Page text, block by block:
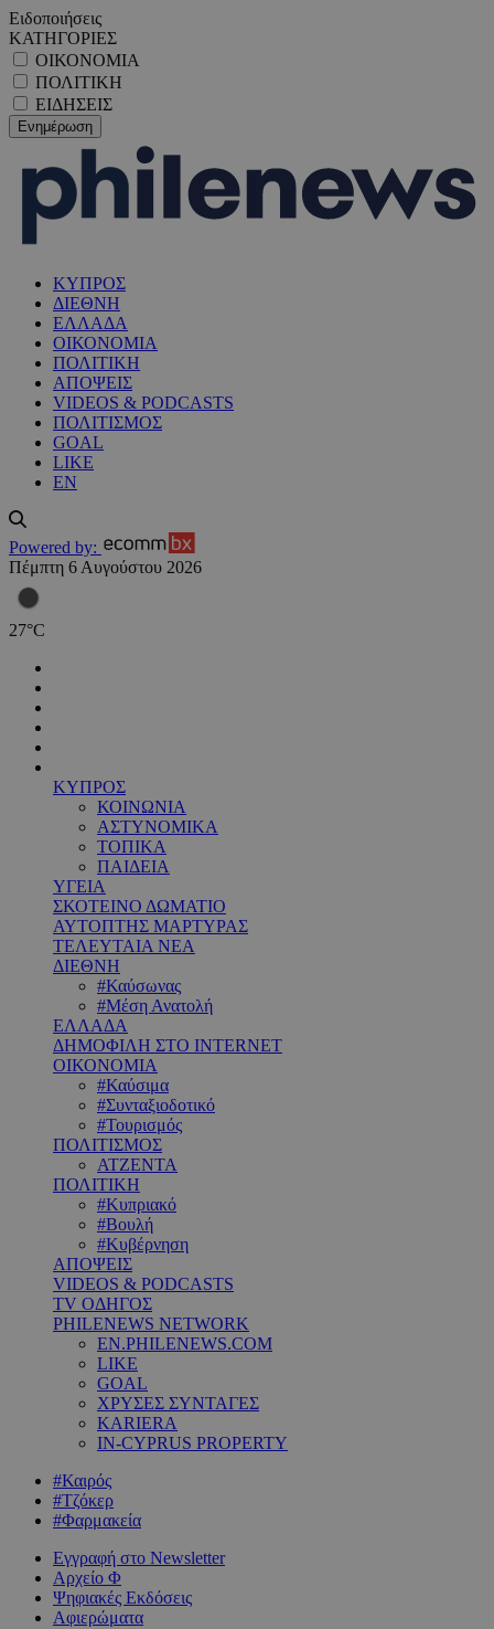
Ειδοποιήσεις
ΚΑΤΗΓΟΡΙΕΣ
ΟΙΚΟΝΟΜΙΑ
ΠΟΛΙΤΙΚΗ
ΕΙΔΗΣΕΙΣ
ΚΥΠΡΟΣ
ΔΙΕΘΝΗ
ΕΛΛΑΔΑ
ΟΙΚΟΝΟΜΙΑ
ΠΟΛΙΤΙΚΗ
ΑΠΟΨΕΙΣ
VIDEOS & PODCASTS
ΠΟΛΙΤΙΣΜΟΣ
GOAL
LIKE
EN
Powered by:
Πέμπτη 6 Αυγούστου 2026
27°C
ΚΥΠΡΟΣ
ΚΟΙΝΩΝΙΑ
ΑΣΤΥΝΟΜΙΚΑ
ΤΟΠΙΚΑ
ΠΑΙΔΕΙΑ
ΥΓΕΙΑ
ΣΚΟΤΕΙΝΟ ΔΩΜΑΤΙΟ
ΑΥΤΟΠΤΗΣ ΜΑΡΤΥΡΑΣ
ΤΕΛΕΥΤΑΙΑ ΝΕΑ
ΔΙΕΘΝΗ
#Καύσωνας
#Μέση Ανατολή
ΕΛΛΑΔΑ
ΔΗΜΟΦΙΛΗ ΣΤΟ INTERNET
ΟΙΚΟΝΟΜΙΑ
#Καύσιμα
#Συνταξιοδοτικό
#Τουρισμός
ΠΟΛΙΤΙΣΜΟΣ
ΑΤΖΕΝΤΑ
ΠΟΛΙΤΙΚΗ
#Κυπριακό
#Βουλή
#Κυβέρνηση
ΑΠΟΨΕΙΣ
VIDEOS & PODCASTS
TV ΟΔΗΓΟΣ
PHILENEWS NETWORK
EN.PHILENEWS.COM
LIKE
GOAL
ΧΡΥΣΕΣ ΣΥΝΤΑΓΕΣ
KARIERA
IN-CYPRUS PROPERTY
#Καιρός
#Τζόκερ
#Φαρμακεία
Εγγραφή στο Newsletter
Αρχείο Φ
Ψηφιακές Εκδόσεις
Αφιερώματα